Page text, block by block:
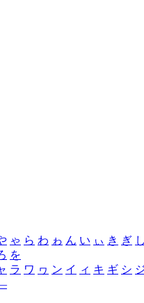
ゃ ら わ ゎ ん い ぃ き ぎ し
を
ラ ワ ヮ ン イ ィ キ ギ シ